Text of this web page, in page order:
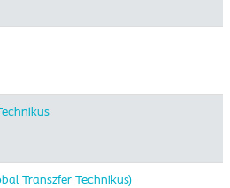
Transzfer Technikus)